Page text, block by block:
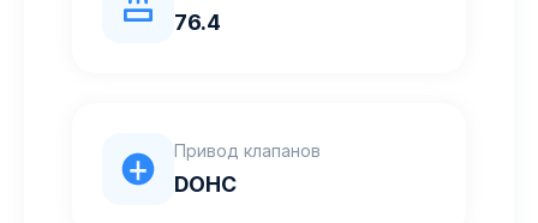
76.4
Привод клапанов
DOHC